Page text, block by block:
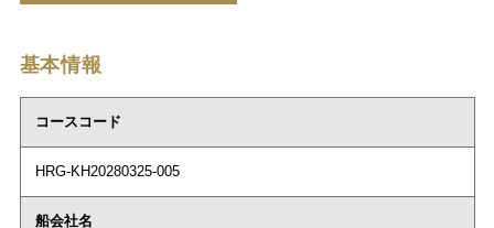
基本情報
コースコード
HRG-KH20280325-005
船会社名